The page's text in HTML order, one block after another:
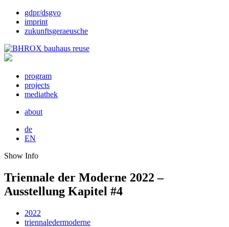
gdpr/dsgvo
imprint
zukunftsgeraeusche
program
projects
mediathek
about
de
EN
Show Info
Triennale der Moderne 2022 –
Ausstellung Kapitel #4
2022
triennaledermoderne